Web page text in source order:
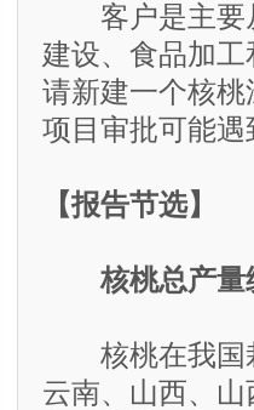
客户是主要从
建设、食品加
请新建一个核
项目审批可能
【报告节选】
核桃总产量
核桃在我国栽
云南、山西、